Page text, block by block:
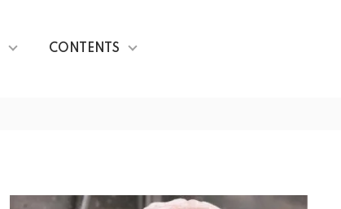
CONTENTS